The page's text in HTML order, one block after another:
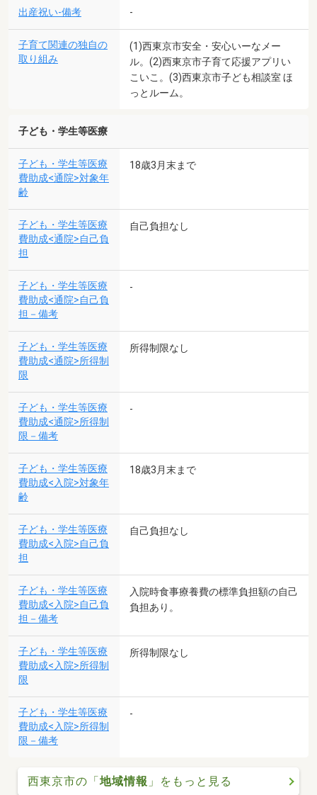
出産祝い-備考 -
子育て関連の独自の
取り組み
(1)西東京市安全・安心いーなメー
ル。(2)西東京市子育て応援アプリい
こいこ。(3)西東京市子ども相談室 ほ
っとルーム。
子ども・学生等医療
子ども・学生等医療
費助成<通院>対象年
齢
18歳3月末まで
子ども・学生等医療
費助成<通院>自己負
担
自己負担なし
子ども・学生等医療
費助成<通院>自己負
担－備考
-
子ども・学生等医療
費助成<通院>所得制
限
所得制限なし
子ども・学生等医療
費助成<通院>所得制
限－備考
-
子ども・学生等医療
費助成<入院>対象年
齢
18歳3月末まで
子ども・学生等医療
費助成<入院>自己負
担
自己負担なし
子ども・学生等医療
費助成<入院>自己負
担－備考
入院時食事療養費の標準負担額の自己
負担あり。
子ども・学生等医療
費助成<入院>所得制
限
所得制限なし
子ども・学生等医療
費助成<入院>所得制
限－備考
-
西東京市の「地域情報 」をもっと見る